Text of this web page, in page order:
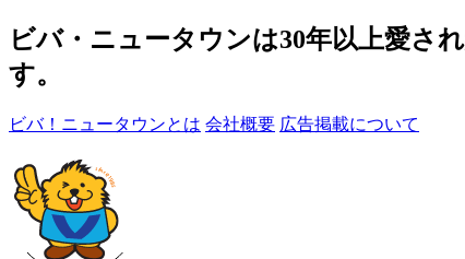
ビバ・ニュータウンは30年以上愛さ
す。
ビバ！ニュータウンとは 会社概要 広告掲載について